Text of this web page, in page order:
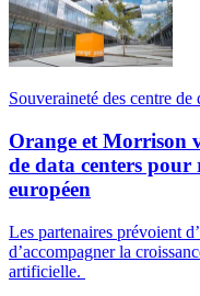
Souveraineté des centre de
Orange et Morrison
de data centers
européen
Les partenaires prévoient
d’accompagner la
artificielle.